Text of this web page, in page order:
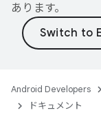
あります。
Android Developers
ドキュメント